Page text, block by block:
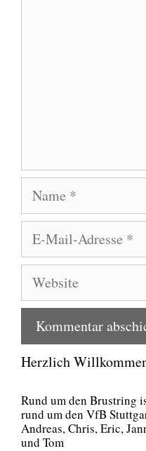
Mail-
Adresse
Herzlich
Rund um den Brust­ring
rund um den VfB
Andre­as, Chris, Eric,
und Tom